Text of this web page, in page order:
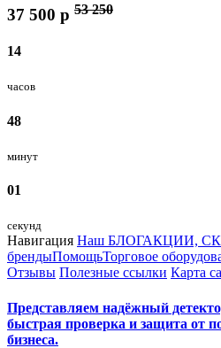
37 500 p 53 250
14
часов
48
минут
00
секунд
Навигация Наш БЛОГАКЦИИ,
брендыПомощьТорговое
Отзывы Полезные ссылки Карта
Представляем надёжный
быстрая проверка и защита от
бизнеса.